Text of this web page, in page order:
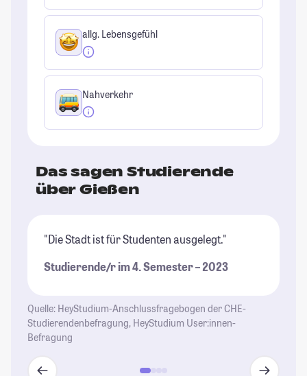
allg. Lebensgefühl
Nahverkehr
Das sagen Studierende
über Gießen
"Die Stadt ist für Studenten ausgelegt."
Studierende/r im 4. Semester – 2023
Quelle: HeyStudium-Anschlussfragebogen der CHE-
Studierendenbefragung, HeyStudium User:innen-
Befragung